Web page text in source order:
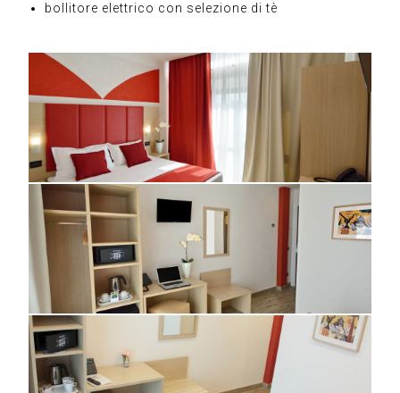
bollitore elettrico con selezione di tè